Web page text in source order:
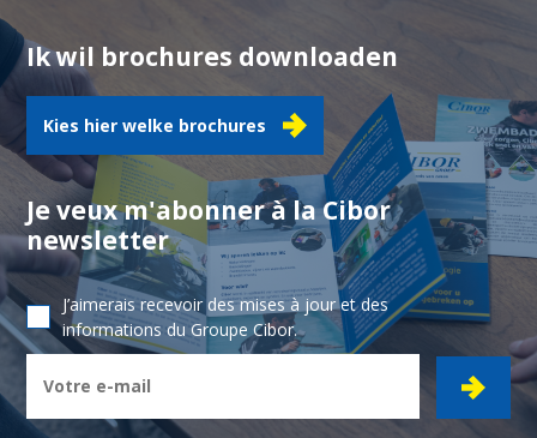
Ik wil brochures downloaden
Kies hier welke brochures
Je veux m'abonner à la Cibor
newsletter
J’aimerais recevoir des mises à jour et des
informations du Groupe Cibor.